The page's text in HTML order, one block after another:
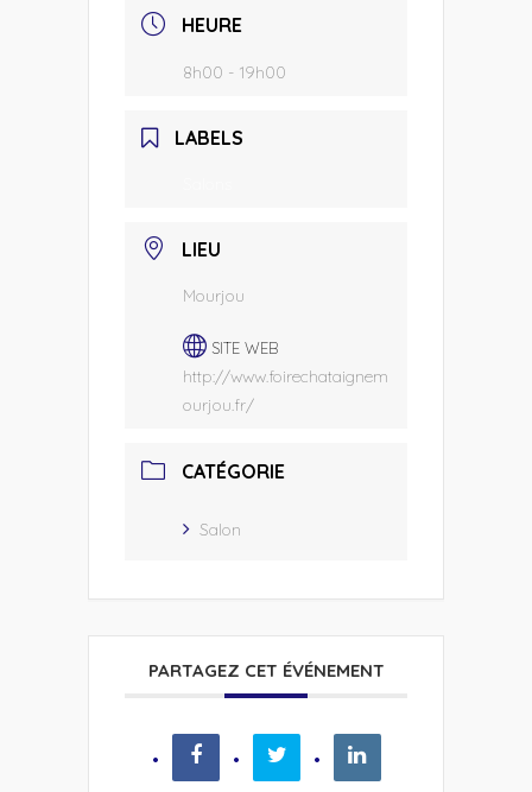
HEURE
8h00 - 19h00
LABELS
LIEU
Mourjou
SITE WEB
http://www.foirechataignem
ourjou.fr/
CATÉGORIE
Salon
PARTAGEZ CET ÉVÉNEMENT